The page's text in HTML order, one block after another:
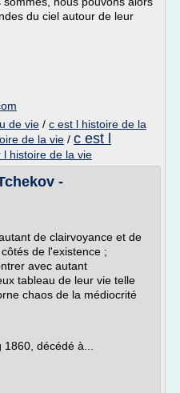
du ciel autour de leur
de vie / c est l histoire de la
de la vie / c est l
l histoire de la vie
-
de clairvoyance et de
de l'existence ;
avec autant
tableau de leur vie telle
chaos de la médiocrité
décédé à...